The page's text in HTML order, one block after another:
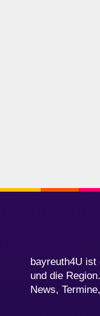
bayreuth4U ist
und die
News,